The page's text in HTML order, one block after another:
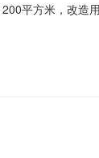
平方米，改造
业:其他总投资